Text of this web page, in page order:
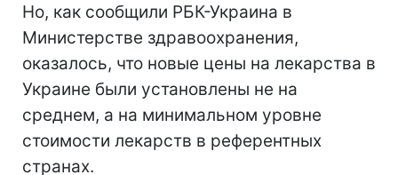
Но, как сообщили РБК-Украина в
Министерстве здравоохранения,
оказалось, что новые цены на лекарства в
Украине были установлены не на
среднем, а на минимальном уровне
стоимости лекарств в референтных
странах.